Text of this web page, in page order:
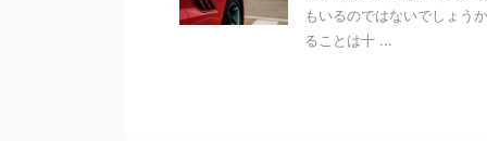
もいるのではないでしょう
ることは十 ...